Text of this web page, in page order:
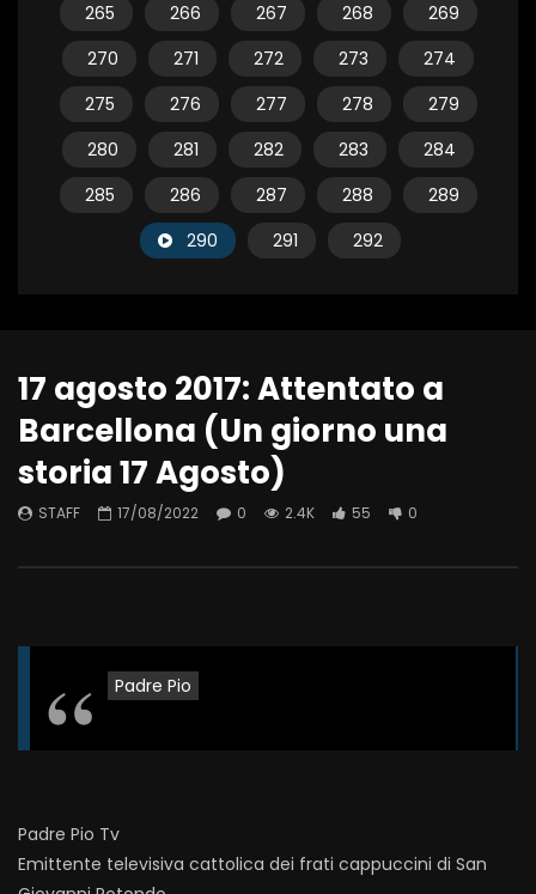
265
266 267 268
269
270
271 272 273
274
275
276 277 278
279
280
281 282 283
284
285
286 287 288
289
290
291 292
17 agosto 2017: Attentato a
Barcellona (Un giorno una
storia 17 Agosto)
STAFF 17/08/2022 0 2.4K 55 0
Padre Pio
Padre Pio Tv
Emittente televisiva cattolica dei frati cappuccini di San